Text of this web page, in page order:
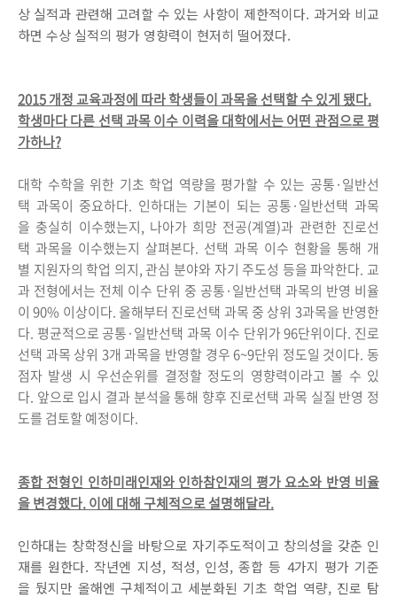
상 실적과 관련해 고려할 수 있는 사항이 제한적이다. 과거와 비교
하면 수상 실적의 평가 영향력이 현저히 떨어졌다.
2015 개정 교육과정에 따라 학생들이 과목을 선택할 수 있게 됐다.
학생마다 다른 선택 과목 이수 이력을 대학에서는 어떤 관점으로 평
가하나?
대학 수학을 위한 기초 학업 역량을 평가할 수 있는 공통·일반선
택 과목이 중요하다. 인하대는 기본이 되는 공통·일반선택 과목
을 충실히 이수했는지, 나아가 희망 전공(계열)과 관련한 진로선
택 과목을 이수했는지 살펴본다. 선택 과목 이수 현황을 통해 개
별 지원자의 학업 의지, 관심 분야와 자기 주도성 등을 파악한다. 교
과 전형에서는 전체 이수 단위 중 공통·일반선택 과목의 반영 비율
이 90% 이상이다. 올해부터 진로선택 과목 중 상위 3과목을 반영한
다. 평균적으로 공통·일반선택 과목 이수 단위가 96단위이다. 진로
선택 과목 상위 3개 과목을 반영할 경우 6~9단위 정도일 것이다. 동
점자 발생 시 우선순위를 결정할 정도의 영향력이라고 볼 수 있
다. 앞으로 입시 결과 분석을 통해 향후 진로선택 과목 실질 반영 정
도를 검토할 예정이다.
종합 전형인 인하미래인재와 인하참인재의 평가 요소와 반영 비율
을 변경했다. 이에 대해 구체적으로 설명해달라.
인하대는 창학정신을 바탕으로 자기주도적이고 창의성을 갖춘 인
재를 원한다. 작년엔 지성, 적성, 인성, 종합 등 4가지 평가 기준
을 뒀지만 올해엔 구체적이고 세분화된 기초 학업 역량, 진로 탐